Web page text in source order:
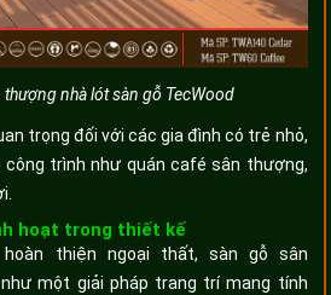
nhà lót sàn gỗ TecWood
trọng đối với các gia đình có trẻ nhỏ,
trình như quán café sân thượng,
hoạt trong thiết kế
thiện ngoại thất, sàn gỗ sân
một giải pháp trang trí mang tính